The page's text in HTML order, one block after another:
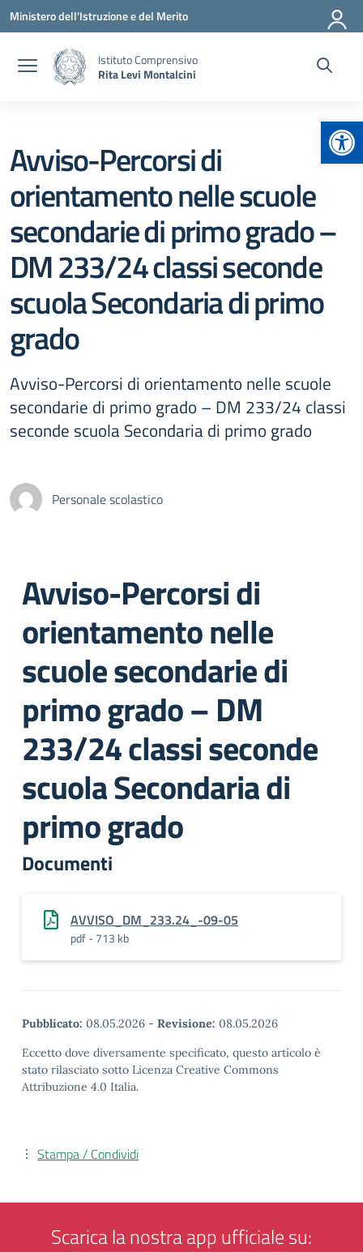
Vai ai contenuti
Vai al menu di navigazione
Vai al footer
Ministero dell'Istruzione e del Merito
Istituto Comprensivo
Rita Levi Montalcini
Avviso-Percorsi di
orientamento nelle scuole
secondarie di primo grado –
DM 233/24 classi seconde
scuola Secondaria di primo
grado
Avviso-Percorsi di orientamento nelle scuole
secondarie di primo grado – DM 233/24 classi
seconde scuola Secondaria di primo grado
Personale scolastico
Avviso-Percorsi di
orientamento nelle
scuole secondarie di
primo grado – DM
233/24 classi seconde
scuola Secondaria di
primo grado
Documenti
AVVISO_DM_233.24_-09-05
pdf - 713 kb
Pubblicato: 08.05.2026 - Revisione: 08.05.2026
Eccetto dove diversamente specificato, questo articolo è
stato rilasciato sotto Licenza Creative Commons
Attribuzione 4.0 Italia.
Stampa / Condividi
Scarica la nostra app ufficiale su: